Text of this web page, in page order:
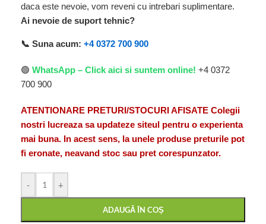
daca este nevoie, vom reveni cu intrebari suplimentare.
Ai nevoie de suport tehnic?
📞 Suna acum: +4 0372 700 900
🟢 WhatsApp – Click aici si suntem online! +4 0372
700 900
ATENTIONARE PRETURI/STOCURI AFISATE Colegii
nostri lucreaza sa updateze siteul pentru o experienta
mai buna. In acest sens, la unele produse preturile pot
fi eronate, neavand stoc sau pret corespunzator.
- +
ADAUGĂ ÎN COȘ